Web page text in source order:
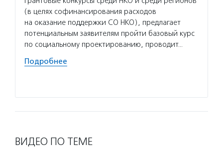
(в целях софинансирования расходов
на оказание поддержки СО НКО), предлагает
потенциальным заявителям пройти базовый курс
по социальному проектированию, проводит…
Подробнее
ВИДЕО ПО ТЕМЕ